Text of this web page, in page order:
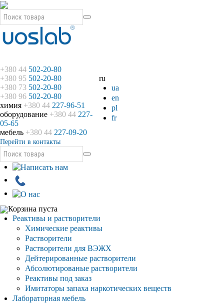
ru
ua
en
pl
fr
+380 44 502-20-80
+380 95 502-20-80
+380 73 502-20-80
+380 96 502-20-80
химия +380 44 227-96-51
оборудование +380 44 227-
05-65
мебель +380 44 227-09-20
Перейти в контакты
Корзина пуста
Реактивы и растворители
Химические реактивы
Растворители
Растворители для ВЭЖХ
Дейтерированные растворители
Абсолютированые растворители
Реактивы под заказ
Имитаторы запаха наркотических веществ
Лабораторная мебель